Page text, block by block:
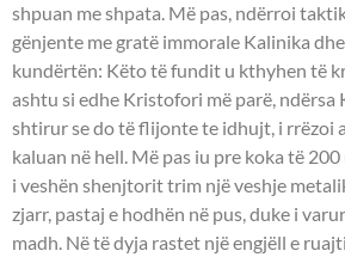
shpuan me shpata. Më pas, ndërroi
gënjente me gratë immorale Kalinika
kundërtën: Këto të fundit u kthyhen të
ashtu si edhe Kristofori më parë, ndërsa
shtirur se do të flijonte te idhujt, i rrëzoi
kaluan në hell. Më pas iu pre koka të
i veshën shenjtorit trim një veshje
zjarr, pastaj e hodhën në pus, duke i
madh. Në të dyja rastet një engjëll e